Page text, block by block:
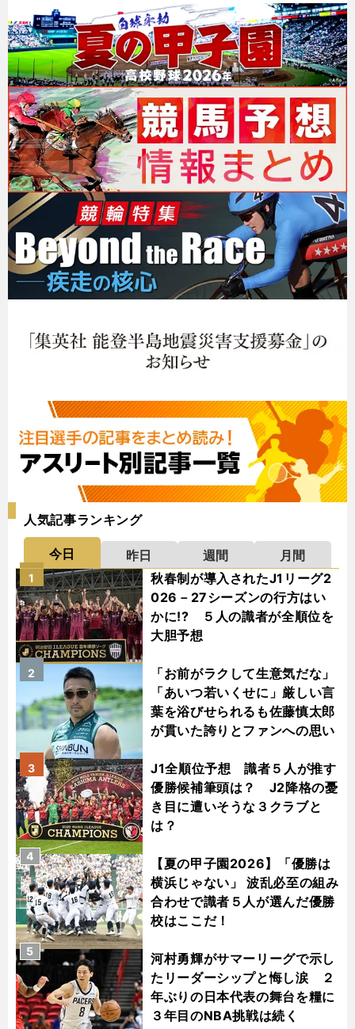
人気記事ランキング
今日 昨日 週間
月間
秋春制が導入されたJ1リーグ2
026－27シーズンの行方はい
かに!? ５人の識者が全順位を
大胆予想
1
「お前がラクして生意気だな」
「あいつ若いくせに」厳しい言
葉を浴びせられるも佐藤慎太郎
が貫いた誇りとファンへの思い
2
J1全順位予想 識者５人が推す
優勝候補筆頭は？ J2降格の憂
き目に遭いそうな３クラブと
は？
3
【夏の甲子園2026】「優勝は
横浜じゃない」 波乱必至の組み
合わせで識者５人が選んだ優勝
校はここだ！
4
河村勇輝がサマーリーグで示し
たリーダーシップと悔し涙 ２
年ぶりの日本代表の舞台を糧に
３年目のNBA挑戦は続く
5